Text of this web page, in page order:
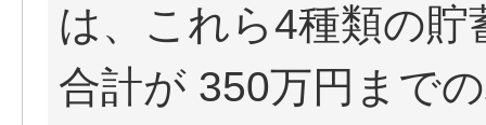
は、これら4種類の
合計が 350万円まで